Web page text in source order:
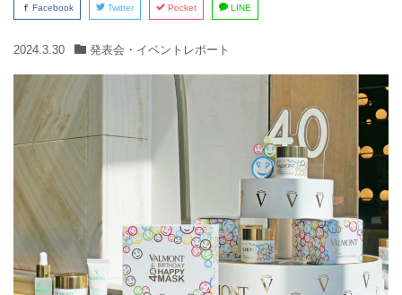
Facebook Twitter Pocket LINE
2024.3.30 発表会・イベントレポート